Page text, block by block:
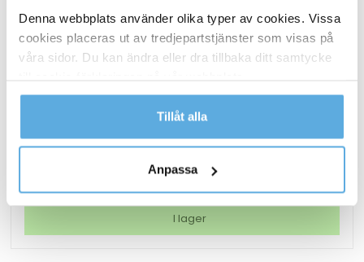
Denna webbplats använder olika typer av cookies. Vissa
cookies placeras ut av tredjepartstjänster som visas på
våra sidor. Du kan ändra eller dra tillbaka ditt samtycke
Läs mer i vår integritetspolicy om vilka vi är, hur du
kontaktar oss och på vilket sätt vi behandlar
Tillåt alla
Anpassa
Lamineringsficka AO Matt 2x125mic A3 25/fp
186,25kr
AO
2x125mic
Köp nu
I lager